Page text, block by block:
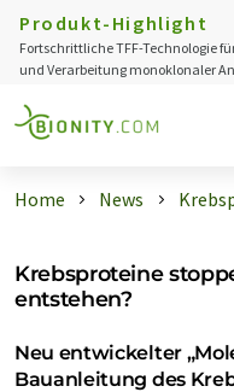
Produkt-Highlight
Fortschrittliche TFF-Technologie
und Verarbeitung monoklonaler
Home News
Krebsproteine
entstehen?
Neu entwickelter
Bauanleitung des